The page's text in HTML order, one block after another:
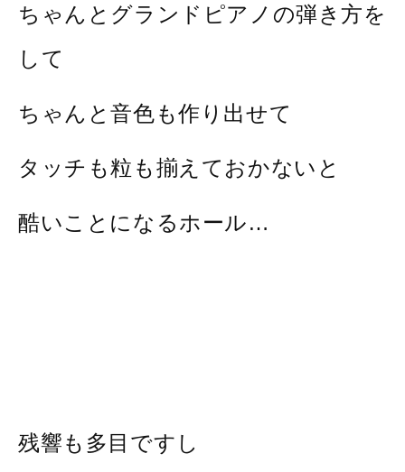
ちゃんとグランドピアノの弾き方を
して
ちゃんと音色も作り出せて
タッチも粒も揃えておかないと
酷いことになるホール…
残響も多目ですし